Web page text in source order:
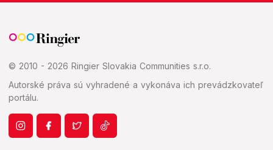
© 2010 - 2026 Ringier Slovakia Communities s.r.o.
Autorské práva sú vyhradené a vykonáva ich prevádzkovateľ
portálu.